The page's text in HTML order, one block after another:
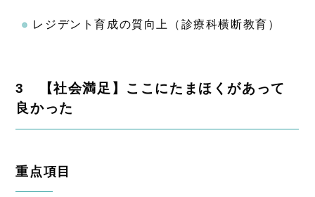
レジデント育成の質向上（診療科横断教育）
3 【社会満足】ここにたまほくがあって
良かった
重点項目